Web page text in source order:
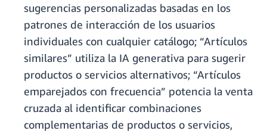
sugerencias personalizadas basadas en los
patrones de interacción de los usuarios
individuales con cualquier catálogo; “Artículos
similares” utiliza la IA generativa para sugerir
productos o servicios alternativos; “Artículos
emparejados con frecuencia” potencia la venta
cruzada al identificar combinaciones
complementarias de productos o servicios,